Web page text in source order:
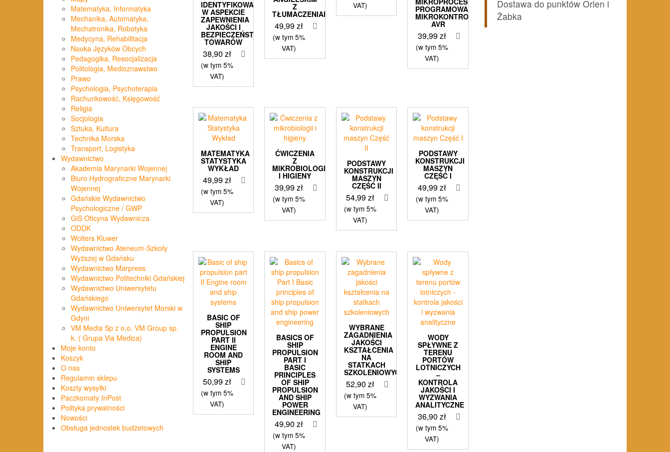
Matematyka, Informatyka
Mechanika, Automatyka,
Mechatronika, Robotyka
Medycyna, Rehabilitacja
Nauka Języków Obcych
Pedagogika, Resocjalizacja
Politologia, Medioznawstwo
Prawo
Psychologia, Psychoterapia
Rachunkowość, Księgowość
Religia
Socjologia
Sztuka, Kultura
Technika Morska
Transport, Logistyka
Wydawnictwo
Akademia Marynarki Wojennej
Biuro Hydrograficzne Marynarki
Wojennej
Gdańskie Wydawnictwo
Psychologiczne / GWP
GiS Oficyna Wydawnicza
ODDK
Wolters Kluwer
Wydawnictwo Ateneum-Szkoły
Wyższej w Gdańsku
Wydawnictwo Marpress
Wydawnictwo Politechniki Gdańskiej
Wydawnictwo Uniwersytetu
Gdańskiego
Wydawnictwo Uniwersytet Morski w
Gdyni
VM Media Sp z o.o. VM Group sp.
k. ( Grupa Via Medica)
Moje konto
Koszyk
O nas
Regulamin sklepu
Koszty wysyłki
Paczkomaty InPost
Polityka prywatności
Nowości
Obsługa jednostek budżetowych
IDENTYFIKOWALNOŚĆ
W ASPEKCIE
ZAPEWNIENIA
JAKOŚCI I
BEZPIECZEŃSTWA
TOWARÓW
38,90zł
(w tym 5%
VAT)
Z
TŁUMACZENIAMI
49,99zł
(w tym 5%
VAT)
VAT)
PROGRAMOWANIE
MIKROKONTROLERÓW
AVR
39,99zł
(w tym 5%
VAT)
MATEMATYKA
STATYSTYKA
WYKŁAD
49,99zł
(w tym 5%
VAT)
ĆWICZENIA
Z
MIKROBIOLOGII
I HIGIENY
39,99zł
(w tym 5%
VAT)
PODSTAWY
KONSTRUKCJI
MASZYN
CZĘŚĆ II
54,99zł
(w tym 5%
VAT)
PODSTAWY
KONSTRUKCJI
MASZYN
CZĘŚĆ I
49,99zł
(w tym 5%
VAT)
BASIC OF
SHIP
PROPULSION
PART II
ENGINE
ROOM AND
SHIP
SYSTEMS
50,99zł
(w tym 5%
VAT)
BASICS OF
SHIP
PROPULSION
PART I
BASIC
PRINCIPLES
OF SHIP
PROPULSION
AND SHIP
POWER
ENGINEERING
49,90 zł
(w tym 5%
VAT)
WYBRANE
ZAGADNIENIA
JAKOŚCI
KSZTAŁCENIA
NA
STATKACH
SZKOLENIOWYCH
52,90zł
(w tym 5%
VAT)
WODY
SPŁYWNE Z
TERENU
PORTÓW
LOTNICZYCH
–
KONTROLA
JAKOŚCI I
WYZWANIA
ANALITYCZNE
36,90 zł
(w tym 5%
VAT)
Dostawa do punktów Orlen i
Żabka